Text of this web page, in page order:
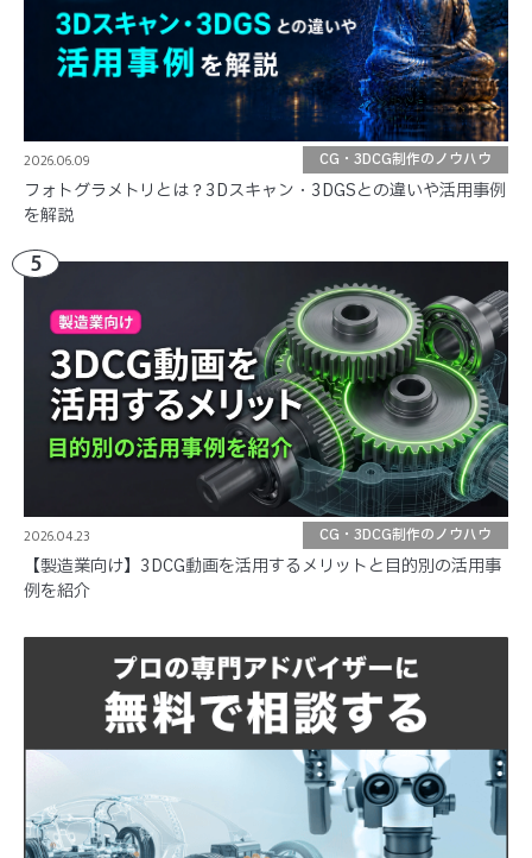
2026.06.09 CG・3DCG制作のノウハウ
フォトグラメトリとは？3Dスキャン・3DGSとの違いや活用事例
を解説
2026.04.23 CG・3DCG制作のノウハウ
【製造業向け】3DCG動画を活用するメリットと目的別の活用事
例を紹介
5